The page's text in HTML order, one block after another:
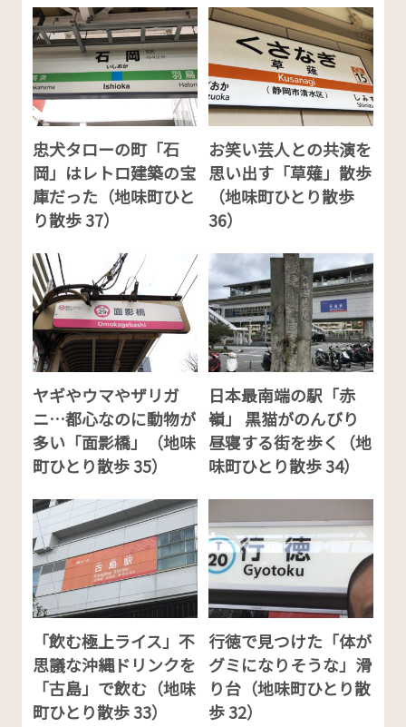
忠犬タローの町「石
岡」はレトロ建築の宝
庫だった（地味町ひと
り散歩 37）
お笑い芸人との共演を
思い出す「草薙」散歩
（地味町ひとり散歩
36）
ヤギやウマやザリガ
ニ…都心なのに動物が
多い「面影橋」（地味
町ひとり散歩 35）
日本最南端の駅「赤
嶺」 黒猫がのんびり
昼寝する街を歩く（地
味町ひとり散歩 34）
「飲む極上ライス」不
思議な沖縄ドリンクを
「古島」で飲む（地味
町ひとり散歩 33）
行徳で見つけた「体が
グミになりそうな」滑
り台（地味町ひとり散
歩 32）